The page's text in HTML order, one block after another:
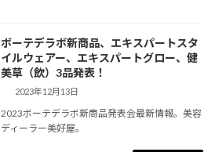
ボーテデラボ新商品、エキスパートスタ
イルウェアー、エキスパートグロー、健
美草（飲）3品発表！
2023年12月13日
2023ボーテデラボ新商品発表会最新情報。美容
ディーラー美好屋。